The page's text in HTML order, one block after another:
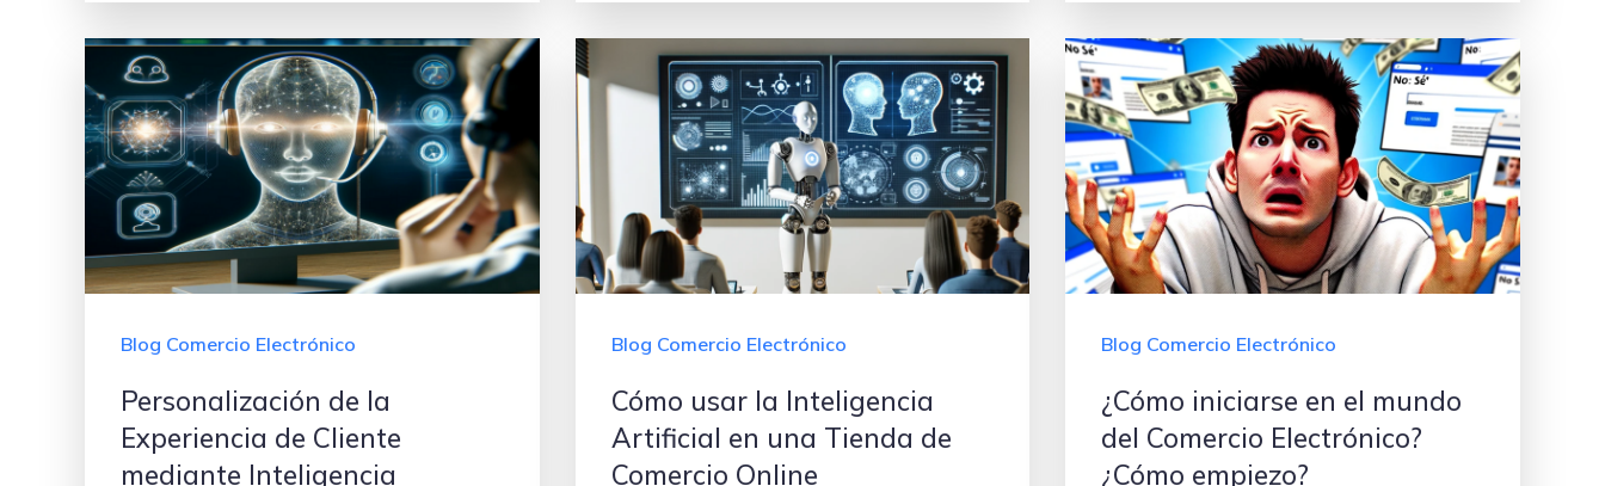
Blog Comercio Electrónico
Personalización de la
Experiencia de Cliente
mediante Inteligencia
Blog Comercio Electrónico
Cómo usar la Inteligencia
Artificial en una Tienda de
Comercio Online
Blog Comercio Electrónico
¿Cómo iniciarse en el mundo
del Comercio Electrónico?
¿Cómo empiezo?